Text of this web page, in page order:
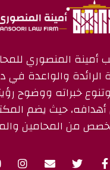
أمينة المنصوري
الرائدة والواعدة في
خبراته ووضوح
حيث يضم
من المحامين